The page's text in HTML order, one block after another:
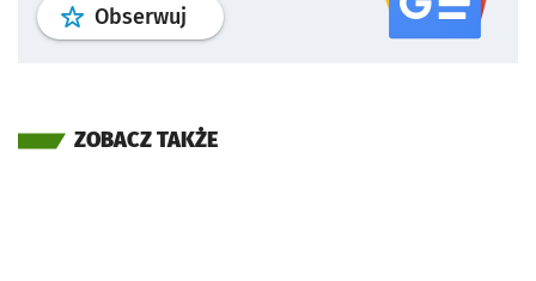
Obserwuj profil serwisu
ZOBACZ TAKŻE